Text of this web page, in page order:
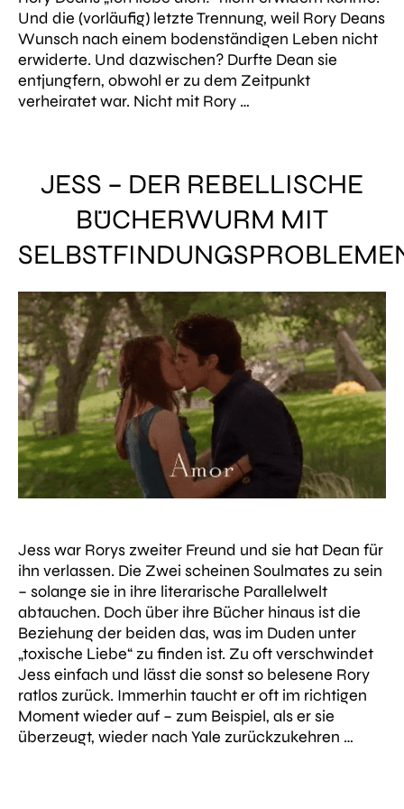
Und die (vorläufig) letzte Trennung, weil Rory Deans
Wunsch nach einem bodenständigen Leben nicht
erwiderte. Und dazwischen? Durfte Dean sie
entjungfern, obwohl er zu dem Zeitpunkt
verheiratet war. Nicht mit Rory …
JESS – DER REBELLISCHE
BÜCHERWURM MIT
Jess war Rorys zweiter Freund und sie hat Dean für
ihn verlassen. Die Zwei scheinen Soulmates zu sein
– solange sie in ihre literarische Parallelwelt
abtauchen. Doch über ihre Bücher hinaus ist die
Beziehung der beiden das, was im Duden unter
„toxische Liebe“ zu finden ist. Zu oft verschwindet
Jess einfach und lässt die sonst so belesene Rory
ratlos zurück. Immerhin taucht er oft im richtigen
Moment wieder auf – zum Beispiel, als er sie
überzeugt, wieder nach Yale zurückzukehren …